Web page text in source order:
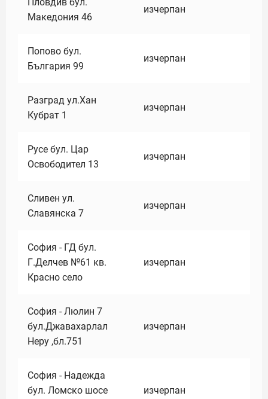
Македония 46
изчерпан
Попово бул.
България 99
изчерпан
Разград ул.Хан
Кубрат 1
изчерпан
Русе бул. Цар
Освободител 13
изчерпан
Сливен ул.
Славянска 7
изчерпан
София - ГД бул.
Г.Делчев №61 кв.
Красно село
изчерпан
София - Люлин 7
бул.Джавахарлал
Неру ,бл.751
изчерпан
София - Надежда
бул. Ломско шосе
изчерпан